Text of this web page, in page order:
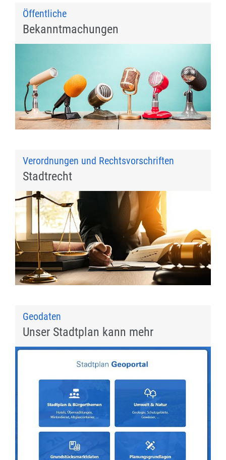
Öffentliche
Bekanntmachungen
Verordnungen und Rechtsvorschriften
Stadtrecht
Geodaten
Unser Stadtplan kann mehr